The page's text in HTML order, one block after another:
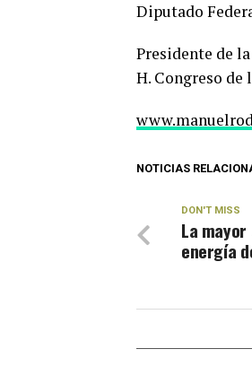
Diputado
Presidente de
H. Congreso de
NOTICIAS
DON'T MISS
La
energía